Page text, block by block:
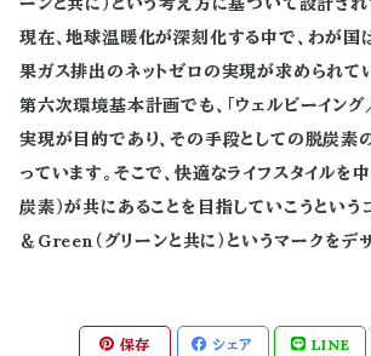
現在、地球温暖化が深刻化する中で、わが
果ガス排出のネットゼロの実現が求められて
第六次環境基本計画でも、「ウェルビーイン
実現が目的であり、その手段としての脱炭素
っています。そこで、快適なライフスタイルを
炭素）が共にあることを目指していこうという
＆Green（グリーンと共に）というマークをデ
保存 シェア LINE